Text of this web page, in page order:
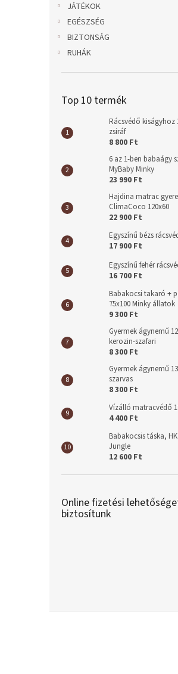
JÁTÉKOK
EGÉSZSÉG
BIZTONSÁG
RUHÁK
Top 10 termék
Rácsvédő kiságyhoz
zsiráf
8 800 Ft
6 az 1-ben babaágy
MyBaby Minky
23 990 Ft
Hajdina matrac
ClimaCoco 120x60
22 900 Ft
Egyszínű bézs
17 900 Ft
Egyszínű fehér
16 700 Ft
Babakocsi takaró +
75x100 Minky állatok
9 300 Ft
Gyermek ágynemű
kerozin-szafari
8 300 Ft
Gyermek ágynemű
szarvas
8 300 Ft
Vízálló matracvédő
4 400 Ft
Babakocsis táska,
Jungle
12 600 Ft
Online fizetési
biztosítunk